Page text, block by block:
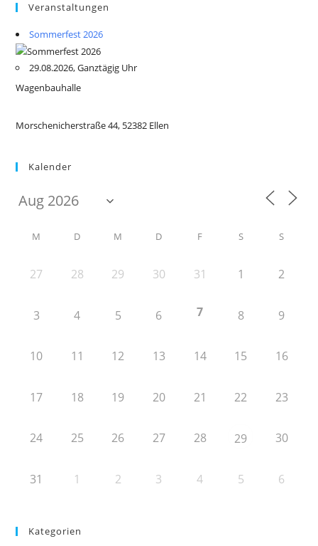
Veranstaltungen
Sommerfest 2026
29.08.2026, Ganztägig Uhr
Wagenbauhalle
Morschenicherstraße 44, 52382 Ellen
Kalender
M D M D F S S
27 28 29 30 31 1 2
3 4 5 6 7 8 9
10 11 12 13 14 15 16
17 18 19 20 21 22 23
24 25 26 27 28 29 30
31 1 2 3 4 5 6
Kategorien